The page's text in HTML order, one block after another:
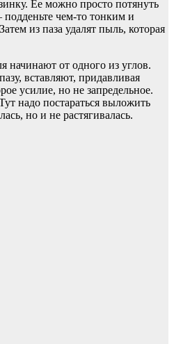
Ее можно просто потянуть
чем-то тонким и
из паза удалят пыль, которая
начинают от одного из углов.
вставляют, придавливая
усилие, но не запредельное.
надо постараться выложить
но и не растягивалась.